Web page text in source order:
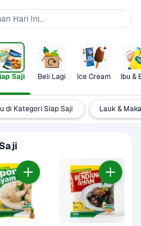
Saji Beli Lagi Ice Cream Ibu &
di Kategori Siap Saji Lauk &
Hari Ini...